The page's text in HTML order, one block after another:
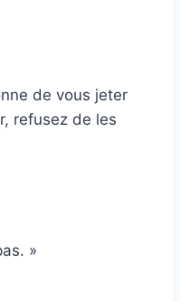
de vous jeter
refusez de les
»